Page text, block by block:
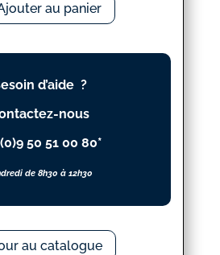
au panier
d’aide ?
nous
50 51 00 80*
de 8h30 à 12h30
au catalogue